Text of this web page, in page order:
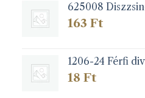
625008
163 Ft
1206-24 Férfi
18 Ft